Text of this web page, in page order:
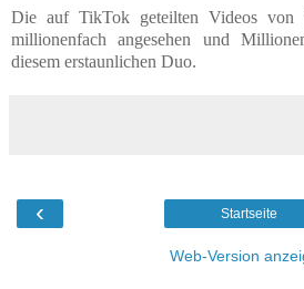
Die auf TikTok geteilten Videos von
millionenfach angesehen und
diesem erstaunlichen Duo.
‹ Startseite
Web-Version